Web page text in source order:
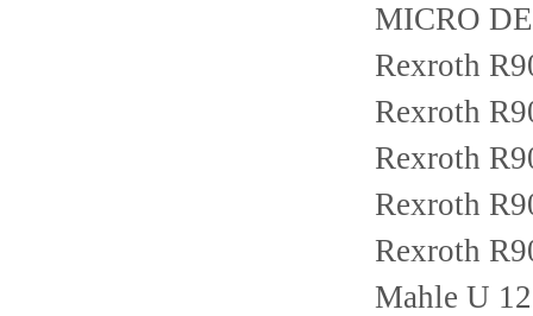
MICRO
Rexroth
Rexroth
Rexroth
Rexroth
Rexroth
Mahle U